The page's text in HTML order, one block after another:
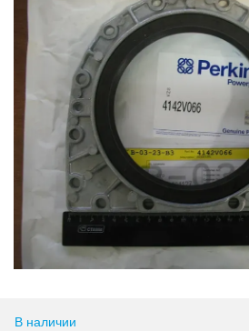
В наличии